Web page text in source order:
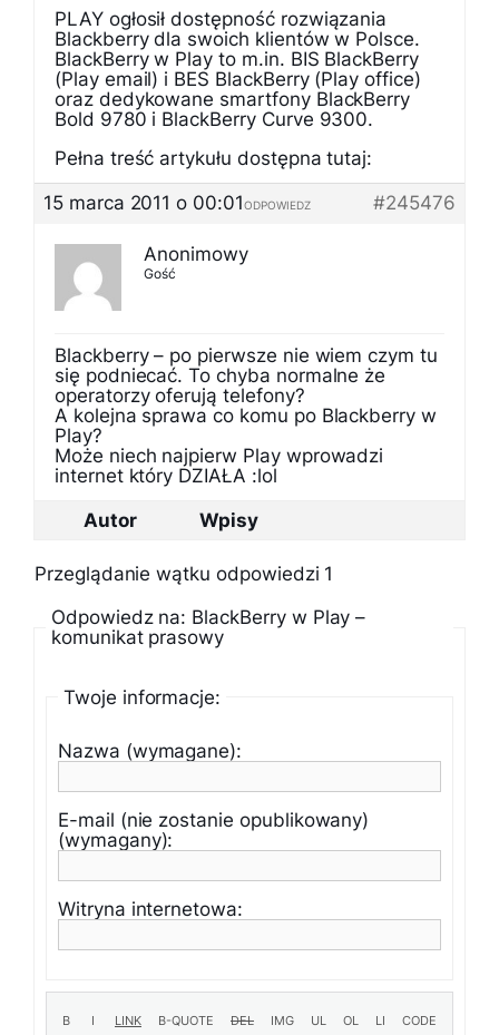
PLAY ogłosił dostępność rozwiązania
Blackberry dla swoich klientów w Polsce.
BlackBerry w Play to m.in. BIS BlackBerry
(Play email) i BES BlackBerry (Play office)
oraz dedykowane smartfony BlackBerry
Bold 9780 i BlackBerry Curve 9300.
Pełna treść artykułu dostępna tutaj:
15 marca 2011 o 00:01
#245476
ODPOWIEDZ
Anonimowy
Gość
Blackberry – po pierwsze nie wiem czym tu
się podniecać. To chyba normalne że
operatorzy oferują telefony?
A kolejna sprawa co komu po Blackberry w
Play?
Może niech najpierw Play wprowadzi
internet który DZIAŁA :lol
Autor
Wpisy
Przeglądanie wątku odpowiedzi 1
Odpowiedz na: BlackBerry w Play –
komunikat prasowy
Twoje informacje:
Nazwa (wymagane):
E-mail (nie zostanie opublikowany)
(wymagany):
Witryna internetowa: